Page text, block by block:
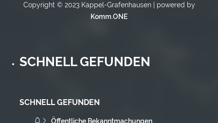
Copyright © 2023 Kappel-Grafenhausen | powered by
Komm.ONE
SCHNELL GEFUNDEN
SCHNELL GEFUNDEN
Öffentliche Bekanntmachungen